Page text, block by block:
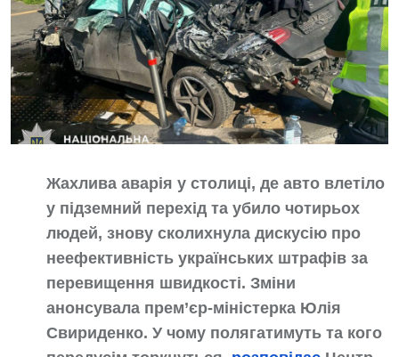
Жахлива аварія у столиці, де авто влетіло
у підземний перехід та убило чотирьох
людей, знову сколихнула дискусію про
неефективність українських штрафів за
перевищення швидкості. Зміни
анонсувала прем’єр-міністерка Юлія
Свириденко. У чому полягатимуть та кого